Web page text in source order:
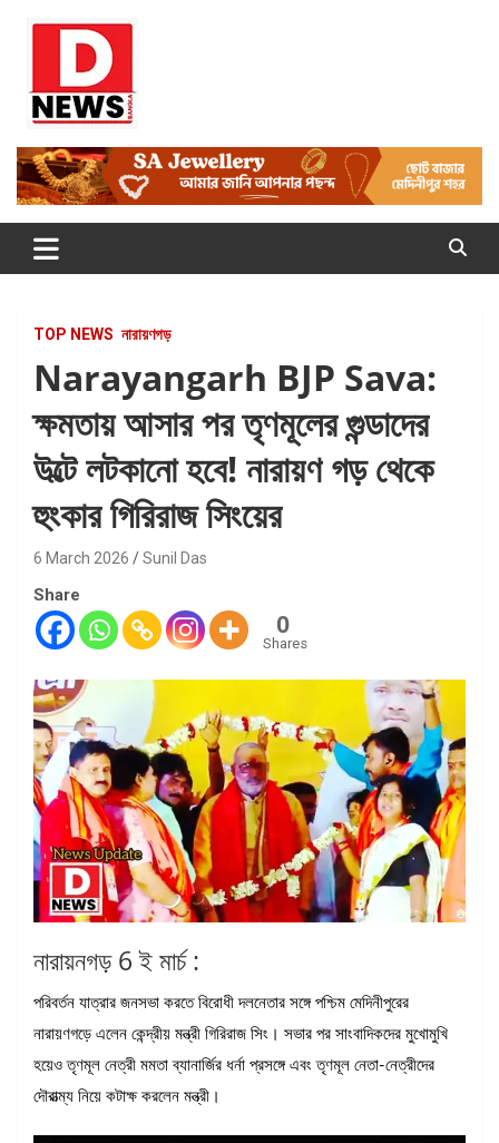
Dnews
#Medinipur24X7News
TOP NEWS নারায়ণগড়
Narayangarh BJP Sava:
ক্ষমতায় আসার পর তৃণমূলের গুন্ডাদের
উল্টে লটকানো হবে! নারায়ণ গড় থেকে
হুংকার গিরিরাজ সিংয়ের
6 March 2026 Sunil Das
Share
0
Shares
নারায়নগড় 6 ই মার্চ :
পরিবর্তন যাত্রার জনসভা করতে বিরোধী দলনেতার সঙ্গে পশ্চিম মেদিনীপুরের
নারায়ণগড়ে এলেন কেন্দ্রীয় মন্ত্রী গিরিরাজ সিং। সভার পর সাংবাদিকদের মুখোমুখি
হয়েও তৃণমূল নেত্রী মমতা ব্যানার্জির ধর্না প্রসঙ্গে এবং তৃণমূল নেতা-নেত্রীদের
দৌরাত্ম্য নিয়ে কটাক্ষ করলেন মন্ত্রী।